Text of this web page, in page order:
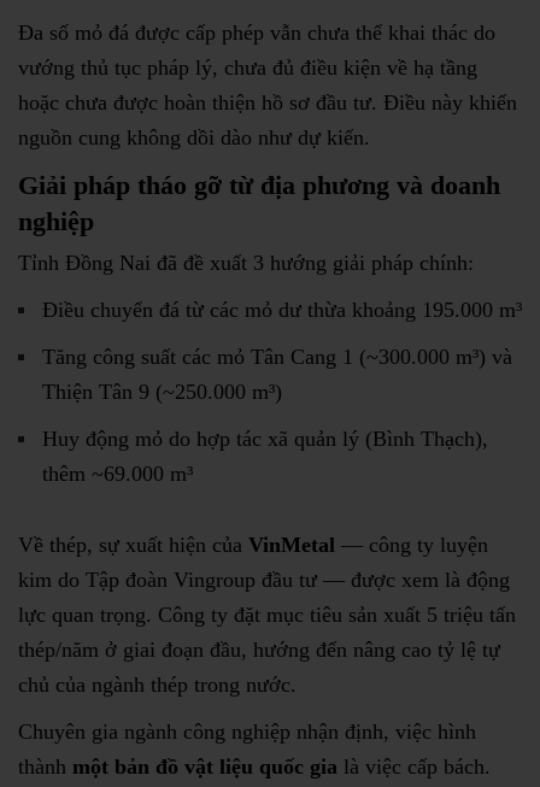
Đa số mỏ đá được cấp phép vẫn chưa thể khai thác do
vướng thủ tục pháp lý, chưa đủ điều kiện về hạ tầng
hoặc chưa được hoàn thiện hồ sơ đầu tư. Điều này khiến
nguồn cung không dồi dào như dự kiến.
Giải pháp tháo gỡ từ địa phương và doanh
nghiệp
Tỉnh Đồng Nai đã đề xuất 3 hướng giải pháp chính:
Điều chuyển đá từ các mỏ dư thừa khoảng 195.000 m³
Tăng công suất các mỏ Tân Cang 1 (~300.000 m³) và
Thiện Tân 9 (~250.000 m³)
Huy động mỏ do hợp tác xã quản lý (Bình Thạch),
thêm ~69.000 m³
Về thép, sự xuất hiện của VinMetal — công ty luyện
kim do Tập đoàn Vingroup đầu tư — được xem là động
lực quan trọng. Công ty đặt mục tiêu sản xuất 5 triệu tấn
thép/năm ở giai đoạn đầu, hướng đến nâng cao tỷ lệ tự
chủ của ngành thép trong nước.
Chuyên gia ngành công nghiệp nhận định, việc hình
thành một bản đồ vật liệu quốc gia là việc cấp bách.